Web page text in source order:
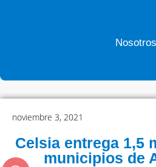
Nosotros
noviembre 3, 2021
Celsia entrega 1,5
municipios de